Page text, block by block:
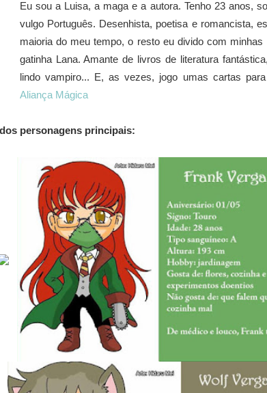
Eu sou a Luisa, a maga e a autora. Tenho 23 anos,
vulgo Português. Desenhista, poetisa e romancista,
maioria do meu tempo, o resto eu divido com
gatinha Lana. Amante de livros de literatura
lindo vampiro... E, as vezes, jogo umas cartas
Aliança Mágica
personagens principais: